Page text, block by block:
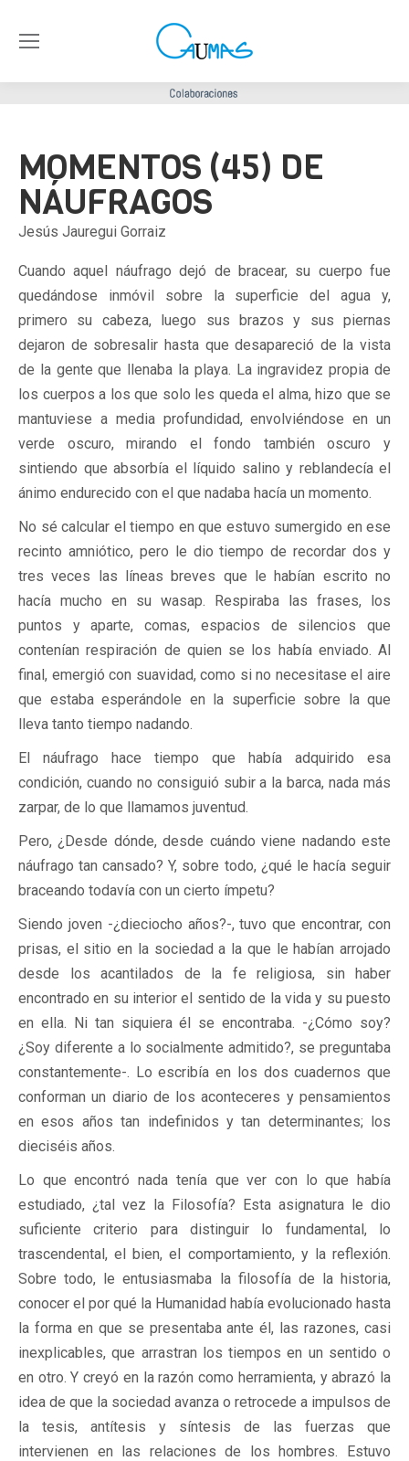
MOMENTOS (45) DE
NÁUFRAGOS
Jesús Jauregui Gorraiz
Cuando aquel náufrago dejó de bracear, su cuerpo fue
quedándose inmóvil sobre la superficie del agua y,
primero su cabeza, luego sus brazos y sus piernas
dejaron de sobresalir hasta que desapareció de la vista
de la gente que llenaba la playa. La ingravidez propia de
los cuerpos a los que solo les queda el alma, hizo que se
mantuviese a media profundidad, envolviéndose en un
verde oscuro, mirando el fondo también oscuro y
sintiendo que absorbía el líquido salino y reblandecía el
ánimo endurecido con el que nadaba hacía un momento.
No sé calcular el tiempo en que estuvo sumergido en ese
recinto amniótico, pero le dio tiempo de recordar dos y
tres veces las líneas breves que le habían escrito no
hacía mucho en su wasap. Respiraba las frases, los
puntos y aparte, comas, espacios de silencios que
contenían respiración de quien se los había enviado. Al
final, emergió con suavidad, como si no necesitase el aire
que estaba esperándole en la superficie sobre la que
lleva tanto tiempo nadando.
El náufrago hace tiempo que había adquirido esa
condición, cuando no consiguió subir a la barca, nada más
zarpar, de lo que llamamos juventud.
Pero, ¿Desde dónde, desde cuándo viene nadando este
náufrago tan cansado? Y, sobre todo, ¿qué le hacía seguir
braceando todavía con un cierto ímpetu?
Siendo joven -¿dieciocho años?-, tuvo que encontrar, con
prisas, el sitio en la sociedad a la que le habían arrojado
desde los acantilados de la fe religiosa, sin haber
encontrado en su interior el sentido de la vida y su puesto
en ella. Ni tan siquiera él se encontraba. -¿Cómo soy?
¿Soy diferente a lo socialmente admitido?, se preguntaba
constantemente-. Lo escribía en los dos cuadernos que
conforman un diario de los aconteceres y pensamientos
en esos años tan indefinidos y tan determinantes; los
dieciséis años.
Lo que encontró nada tenía que ver con lo que había
estudiado, ¿tal vez la Filosofía? Esta asignatura le dio
suficiente criterio para distinguir lo fundamental, lo
trascendental, el bien, el comportamiento, y la reflexión.
Sobre todo, le entusiasmaba la filosofía de la historia,
conocer el por qué la Humanidad había evolucionado hasta
la forma en que se presentaba ante él, las razones, casi
inexplicables, que arrastran los tiempos en un sentido o
en otro. Y creyó en la razón como herramienta, y abrazó la
idea de que la sociedad avanza o retrocede a impulsos de
la tesis, antítesis y síntesis de las fuerzas que
intervienen en las relaciones de los hombres. Estuvo